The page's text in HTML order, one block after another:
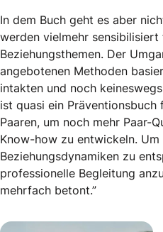
In dem Buch geht es aber
werden vielmehr
Beziehungsthemen. Der
angebotenen Methoden
intakten und noch
ist quasi ein
Paaren, um noch mehr Paar-
Know-how zu entwickeln.
Beziehungsdynamiken zu
professionelle Begleitung
mehrfach betont.”